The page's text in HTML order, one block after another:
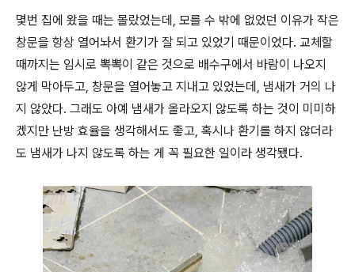
몇번 집에 왔을 때는 몰랐었는데, 모를 수 밖에 없었던 이유가 작은
창문을 항상 열어놔서 환기가 잘 되고 있었기 때문이었다. 교체할
때까지는 임시로 뽁뽁이 같은 것으로 배수구에서 바람이 나오지
않게 막아두고, 창문을 열어놓고 지내고 있었는데, 냄새가 거의 나
지 않았다. 그래도 아예 냄새가 올라오지 않도록 하는 것이 미미하
겠지만 난방 효율을 생각해서도 좋고, 혹시나 환기를 하지 않더라
도 냄새가 나지 않도록 하는 게 꼭 필요한 일이라 생각됐다.